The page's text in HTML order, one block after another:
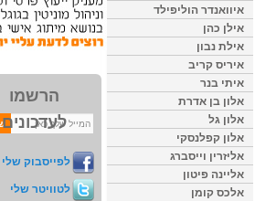
הרשמו
לעדכונים
לפייסבוק שלי
לטוויטר שלי
איוואנדר הוליפילד
אילן כהן
אילת נבון
איריס קריב
איתי בנר
אלון בן אדרת
אלון גל
אלון קפלנסקי
אליזרין וייסברג
אליינה פיטון
אלכס קומן